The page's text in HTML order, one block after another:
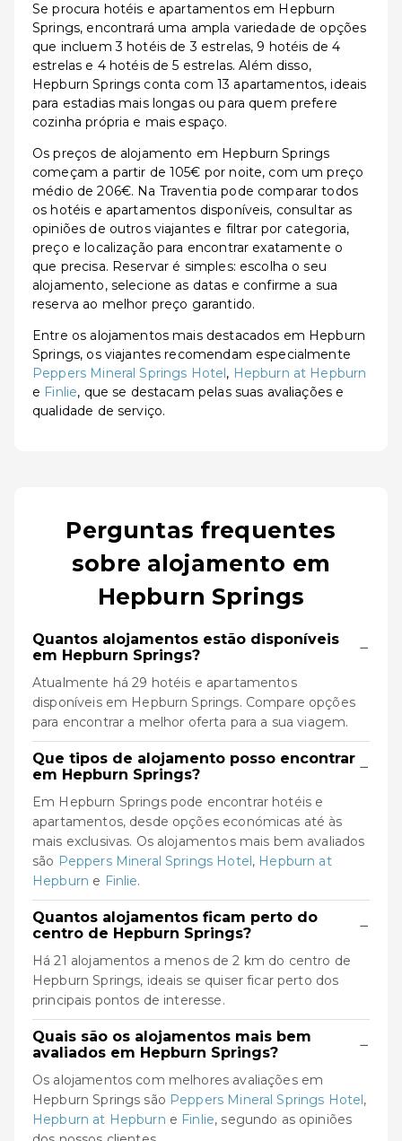
Se procura hotéis e apartamentos em Hepburn
Springs, encontrará uma ampla variedade de opções
que incluem 3 hotéis de 3 estrelas, 9 hotéis de 4
estrelas e 4 hotéis de 5 estrelas. Além disso,
Hepburn Springs conta com 13 apartamentos, ideais
para estadias mais longas ou para quem prefere
cozinha própria e mais espaço.
Os preços de alojamento em Hepburn Springs
começam a partir de 105€ por noite, com um preço
médio de 206€. Na Traventia pode comparar todos
os hotéis e apartamentos disponíveis, consultar as
opiniões de outros viajantes e filtrar por categoria,
preço e localização para encontrar exatamente o
que precisa. Reservar é simples: escolha o seu
alojamento, selecione as datas e confirme a sua
reserva ao melhor preço garantido.
Entre os alojamentos mais destacados em Hepburn
Springs, os viajantes recomendam especialmente
Peppers Mineral Springs Hotel, Hepburn at Hepburn
e Finlie, que se destacam pelas suas avaliações e
qualidade de serviço.
Perguntas frequentes
sobre alojamento em
Hepburn Springs
Quantos alojamentos estão disponíveis
em Hepburn Springs?
−
Atualmente há 29 hotéis e apartamentos
disponíveis em Hepburn Springs. Compare opções
para encontrar a melhor oferta para a sua viagem.
Que tipos de alojamento posso encontrar
em Hepburn Springs?
−
Em Hepburn Springs pode encontrar hotéis e
apartamentos, desde opções económicas até às
mais exclusivas. Os alojamentos mais bem avaliados
são Peppers Mineral Springs Hotel, Hepburn at
Hepburn e Finlie.
Quantos alojamentos ficam perto do
centro de Hepburn Springs?
−
Há 21 alojamentos a menos de 2 km do centro de
Hepburn Springs, ideais se quiser ficar perto dos
principais pontos de interesse.
Quais são os alojamentos mais bem
avaliados em Hepburn Springs?
−
Os alojamentos com melhores avaliações em
Hepburn Springs são Peppers Mineral Springs Hotel,
Hepburn at Hepburn e Finlie, segundo as opiniões